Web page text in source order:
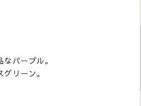
パープル。
リーン。